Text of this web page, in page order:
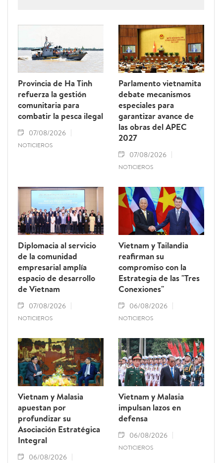
Provincia de Ha Tinh
refuerza la gestión
comunitaria para
combatir la pesca ilegal
07/08/2026
NOTICIEROS
Parlamento vietnamita
debate mecanismos
especiales para
garantizar avance de
las obras del APEC
2027
07/08/2026
NOTICIEROS
Diplomacia al servicio
de la comunidad
empresarial amplía
espacio de desarrollo
de Vietnam
07/08/2026
NOTICIEROS
Vietnam y Tailandia
reafirman su
compromiso con la
Estrategia de las "Tres
Conexiones"
06/08/2026
NOTICIEROS
Vietnam y Malasia
apuestan por
profundizar su
Asociación Estratégica
Integral
06/08/2026
Vietnam y Malasia
impulsan lazos en
defensa
06/08/2026
NOTICIEROS